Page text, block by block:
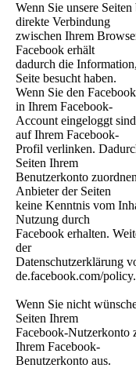
Wenn Sie unsere
direkte Verbindung
zwischen Ihrem
Facebook erhält
dadurch die
Seite besucht haben.
Wenn Sie den
in Ihrem Facebook-
Account eingeloggt
auf Ihrem Facebook-
Profil verlinken.
Seiten Ihrem
Benutzerkonto
Anbieter der Seiten
keine Kenntnis vom
Nutzung durch
Facebook erhalten.
der
Datenschutzerklärung
de.facebook.com/
Wenn Sie nicht
Seiten Ihrem
Facebook-Nutzerkonto
Ihrem Facebook-
Benutzerkonto aus.